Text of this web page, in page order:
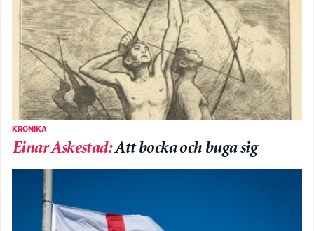
KRÖNIKA
Einar Askestad:Att bocka och buga sig